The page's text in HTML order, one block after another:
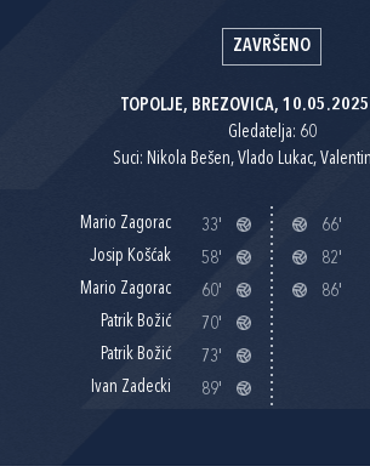
ZAVRŠENO
TOPOLJE, BREZOVICA,
Gledatelja: 60
Suci: Nikola Bešen, Vlado Lukac,
Mario Zagorac
33'
Josip Košćak
58'
Mario Zagorac
60'
Patrik Božić
70'
Patrik Božić
73'
Ivan Zadecki
89'
66'
82'
86'